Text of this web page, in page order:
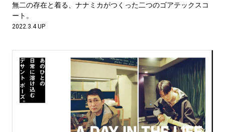
無二の存在と着る、ナナミカがつくった二つのゴアテックスコ
ート。
2022.3.4 UP